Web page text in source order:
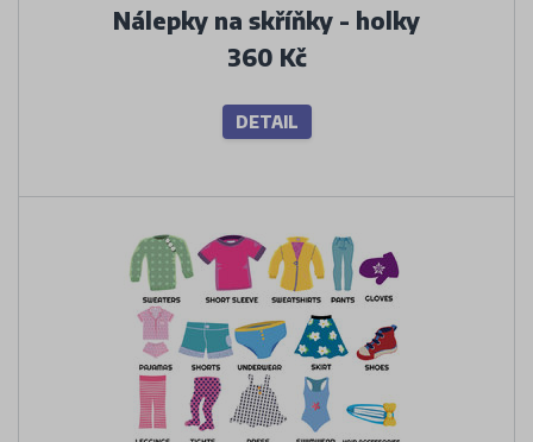
Nálepky na skříňky - holky
360 Kč
DETAIL